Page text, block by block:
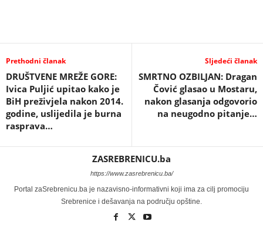
Prethodni članak
DRUŠTVENE MREŽE GORE:
Ivica Puljić upitao kako je
BiH preživjela nakon 2014.
godine, uslijedila je burna
rasprava…
Sljedeći članak
SMRTNO OZBILJAN: Dragan
Čović glasao u Mostaru,
nakon glasanja odgovorio
na neugodno pitanje…
ZASREBRENICU.ba
https://www.zasrebrenicu.ba/
Portal zaSrebrenicu.ba je nazavisno-informativni koji ima za cilj promociju
Srebrenice i dešavanja na području opštine.